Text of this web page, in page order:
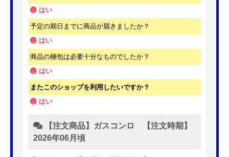
はい
予定の期日までに商品が届きましたか？
はい
商品の梱包は必要十分なものでしたか？
はい
またこのショップを利用したいですか？
はい
【注文商品】ガスコンロ 【注文時期】
2026年06月頃